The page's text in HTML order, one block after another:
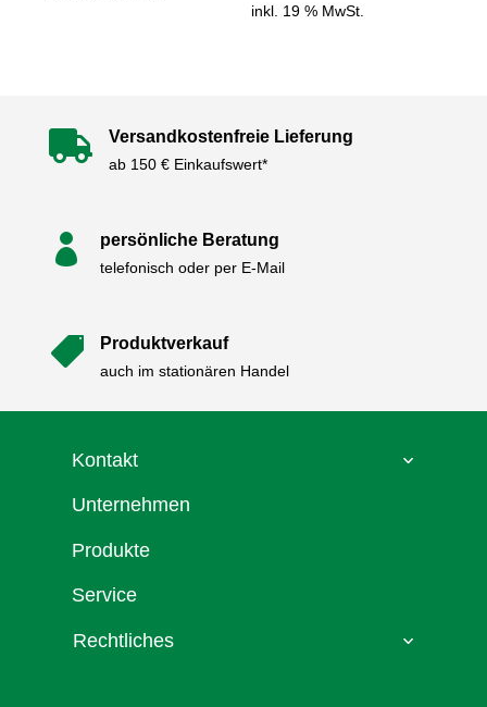
inkl. 19 % MwSt.
 Versandkostenfreie Lieferung
ab 150 € Einkaufswert*
 persönliche Beratung
telefonisch oder per E-Mail
 Produktverkauf
auch im stationären Handel
Kontakt
Unternehmen
Produkte
Service
Rechtliches